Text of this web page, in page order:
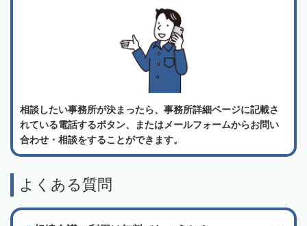
相談したい事務所が決まったら、事務所詳細ページに記載さ
れている電話するボタン、またはメールフォームからお問い
合わせ・相談をすることができます。
よくある質問